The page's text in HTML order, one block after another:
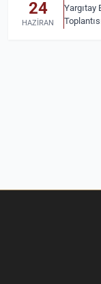
24
HAZIRAN
Yargıtay